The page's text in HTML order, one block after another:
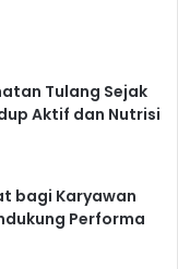
Tulang Sejak
Aktif dan Nutrisi
bagi Karyawan
Performa